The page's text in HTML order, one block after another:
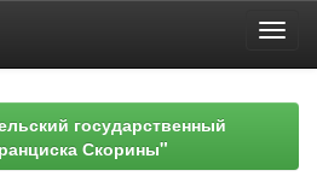
государственный
Скорины"